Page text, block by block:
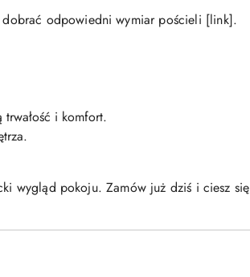
dobrać odpowiedni wymiar pościeli [link].
trwałość i komfort.
wygląd pokoju. Zamów już dziś i ciesz się